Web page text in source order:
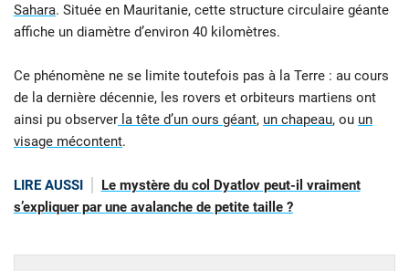
Sahara. Située en Mauritanie, cette structure circulaire géante
affiche un diamètre d’environ 40 kilomètres.
Ce phénomène ne se limite toutefois pas à la Terre : au cours
de la dernière décennie, les rovers et orbiteurs martiens ont
ainsi pu observer la tête d’un ours géant, un chapeau, ou un
visage mécontent.
LIRE AUSSI
Le mystère du col Dyatlov peut-il vraiment
s’expliquer par une avalanche de petite taille ?